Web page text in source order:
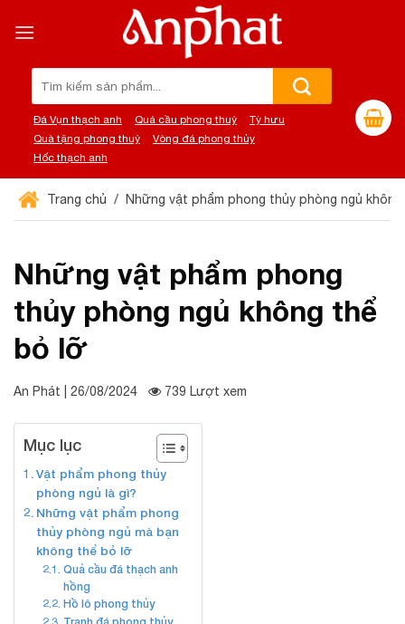
đến
Đá Vụn thạch anh Quả cầu phong thuỷ
Tỳ hưu
Quà tặng phong thuỷ
Vòng đá phong thủy
Hốc thạch anh
Trang chủ Những vật phẩm phong thủy phòng ngủ
Những vật phẩm phong
thủy phòng ngủ không thể
bỏ lỡ
An Phát | 26/08/2024 739 Lượt xem
Mục lục
Vật phẩm phong thủy
phòng ngủ là gì?
Những vật phẩm phong
thủy phòng ngủ mà bạn
không thể bỏ lỡ
Quả cầu đá thạch anh
hồng
Hồ lô phong thủy